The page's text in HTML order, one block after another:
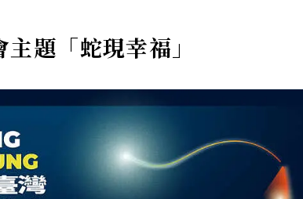
題「蛇現幸福」